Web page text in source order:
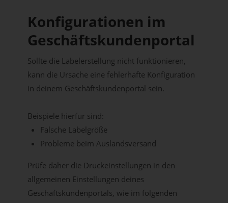
Konfigurationen im
Geschäftskundenportal
Sollte die Labelerstellung nicht funktionieren,
kann die Ursache eine fehlerhafte Konfiguration
in deinem Geschäftskundenportal sein.
Beispiele hierfür sind:
Falsche Labelgröße
Probleme beim Auslandsversand
Prüfe daher die Druckeinstellungen in den
allgemeinen Einstellungen deines
Geschäftskundenportals, wie im folgenden